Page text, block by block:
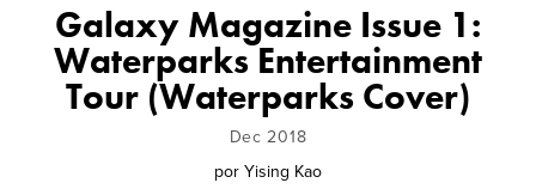
Galaxy Magazine Issue 1:
Waterparks Entertainment
Tour (Waterparks Cover)
Dec 2018
por Yising Kao